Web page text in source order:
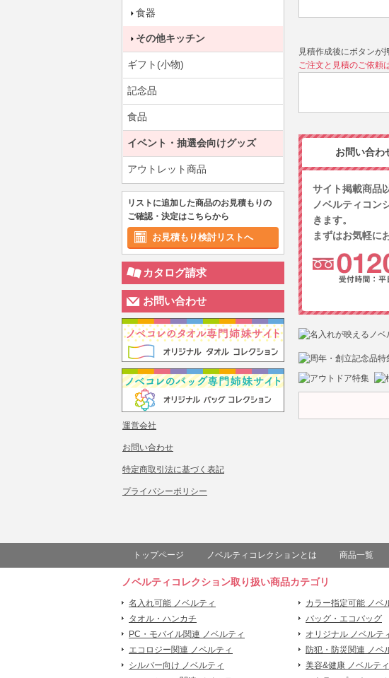
食器
その他キッチン
ギフト(小物)
記念品
食品
イベント・抽選会向けグッズ
アウトレット商品
リストに追加した商品のお見積もりの
ご確認・決定はこちらから
お見積もり検討リストへ
カタログ請求
お問い合わせ
運営会社
お問い合わせ
特定商取引法に基づく表記
プライバシーポリシー
見積作成後にボタンが
ご注文と見積のご依頼
お問い合わ
サイト掲載商品
ノベルティコン
きます。
まずはお気軽に
トップページ ノベルティコレクションとは 商品一覧
ノベルティコレクション取り扱い商品カテゴリ
名入れ可能 ノベルティ カラー指定可能 ノベ
タオル・ハンカチ
バッグ・エコバッグ
PC・モバイル関連 ノベルティ
オリジナル ノベルテ
エコロジー関連 ノベルティ
防犯・防災関連 ノベ
シルバー向け ノベルティ
美容&健康 ノベルティ